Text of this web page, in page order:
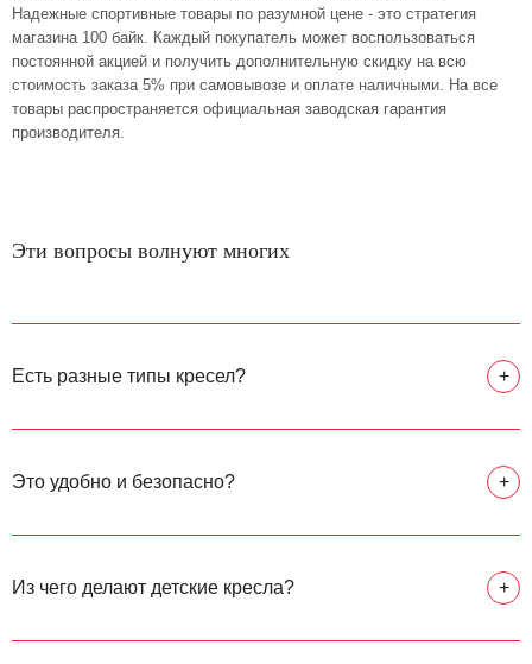
Надежные спортивные товары по разумной цене - это стратегия
магазина 100 байк. Каждый покупатель может воспользоваться
постоянной акцией и получить дополнительную скидку на всю
стоимость заказа 5% при самовывозе и оплате наличными. На все
товары распространяется официальная заводская гарантия
производителя.
Эти вопросы волнуют многих
Есть разные типы кресел? +
Это удобно и безопасно? +
Из чего делают детские кресла? +